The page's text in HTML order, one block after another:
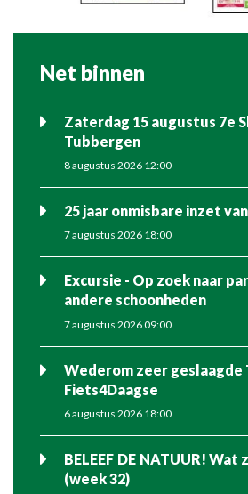
Net binnen
Zaterdag 15 augustus 7e
Tubbergen
8 augustus 2026 12:00
25 jaar onmisbare inzet
7 augustus 2026 18:00
Excursie - Op zoek naar
andere schoonheden
7 augustus 2026 09:00
Wederom zeer geslaagde Tubbergse
Fiets4Daagse
6 augustus 2026 18:00
BELEEF DE NATUUR! Wat
(week 32)